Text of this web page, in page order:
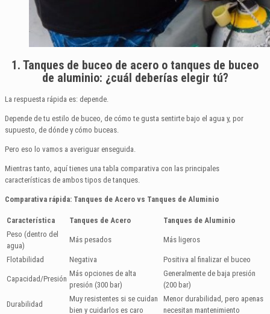
1. Tanques de buceo de acero o tanques de buceo
de aluminio: ¿cuál deberías elegir tú?
La respuesta rápida es: depende.
Depende de tu estilo de buceo, de cómo te gusta sentirte bajo el agua y, por
supuesto, de dónde y cómo buceas.
Pero eso lo vamos a averiguar enseguida.
Mientras tanto, aquí tienes una tabla comparativa con las principales
características de ambos tipos de tanques.
Comparativa rápida: Tanques de Acero vs Tanques de Aluminio
Característica Tanques de Acero
Tanques de Aluminio
Peso (dentro del
agua)
Más pesados Más ligeros
Flotabilidad Negativa Positiva al finalizar el buceo
Capacidad/Presión
Más opciones de alta
presión (300 bar)
Generalmente de baja presión
(200 bar)
Durabilidad
Muy resistentes si se cuidan
bien y cuidarlos es caro
Menor durabilidad, pero apenas
necesitan mantenimiento